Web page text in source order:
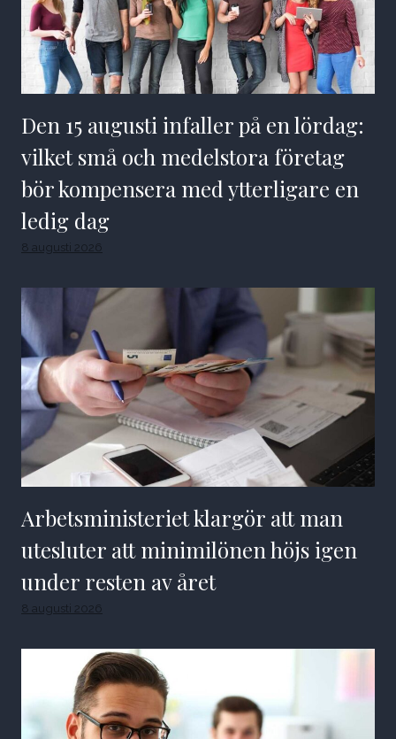
Den 15 augusti infaller på en lördag:
vilket små och medelstora företag
bör kompensera med ytterligare en
ledig dag
8 augusti 2026
Arbetsministeriet klargör att man
utesluter att minimilönen höjs igen
under resten av året
8 augusti 2026